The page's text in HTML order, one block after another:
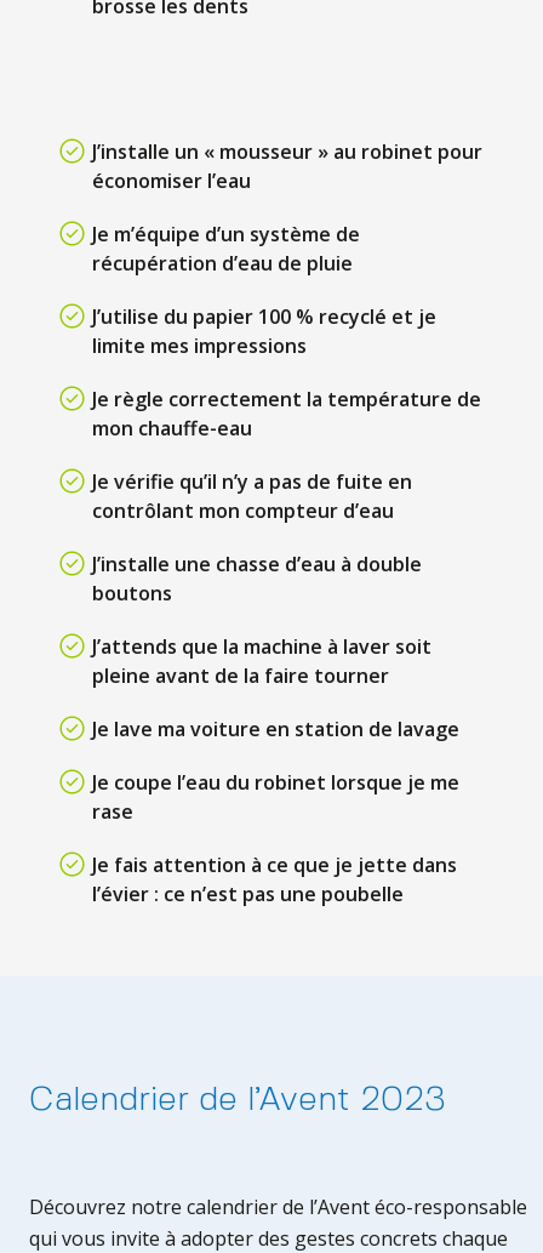
brosse les dents
J’installe un « mousseur » au robinet pour
économiser l’eau
Je m’équipe d’un système de
récupération d’eau de pluie
J’utilise du papier 100 % recyclé et je
limite mes impressions
Je règle correctement la température de
mon chauffe-eau
Je vérifie qu’il n’y a pas de fuite en
contrôlant mon compteur d’eau
J’installe une chasse d’eau à double
boutons
J’attends que la machine à laver soit
pleine avant de la faire tourner
Je lave ma voiture en station de lavage
Je coupe l’eau du robinet lorsque je me
rase
Je fais attention à ce que je jette dans
l’évier : ce n’est pas une poubelle
Calendrier de l’Avent 2023
Découvrez notre calendrier de l’Avent éco-responsable
qui vous invite à adopter des gestes concrets chaque